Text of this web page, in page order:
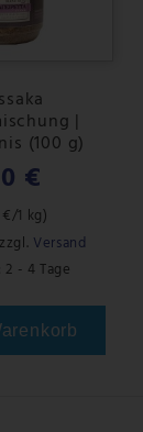
|
(100 g)
€
/1 kg)
zzgl. Versand
- 4 Tage